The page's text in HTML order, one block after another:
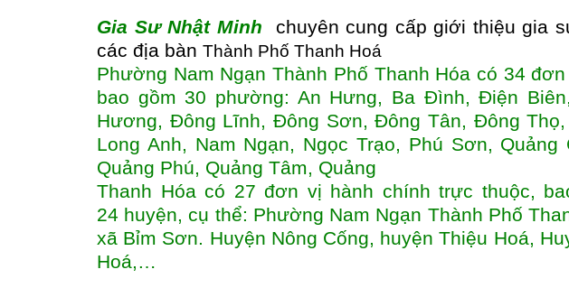
Gia Sư Nhật Minh chuyên cung cấp giới thiệu gia
các địa bàn Thành Phố Thanh Hoá
Phường Nam Ngạn Thành Phố Thanh Hóa có 34
bao gồm 30 phường: An Hưng, Ba Đình, Điện
Hương, Đông Lĩnh, Đông Sơn, Đông Tân, Đông
Long Anh, Nam Ngạn, Ngọc Trạo, Phú Sơn,
Quảng Phú, Quảng Tâm, Quảng
Thanh Hóa có 27 đơn vị hành chính trực thuộc,
24 huyện, cụ thể: Phường Nam Ngạn Thành Phố
xã Bỉm Sơn. Huyện Nông Cống, huyện Thiệu Hoá,
Hoá,…